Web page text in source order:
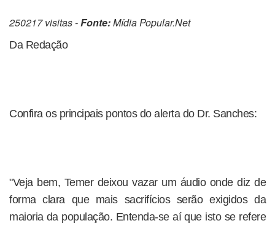
250217 visitas -Fonte:Mídia Popular.Net
Da Redação
Confira os principais pontos do alerta do Dr. Sanches:
"Veja bem, Temer deixou vazar um áudio onde diz de
forma clara que mais sacrifícios serão exigidos da
maioria da população. Entenda-se aí que isto se refere